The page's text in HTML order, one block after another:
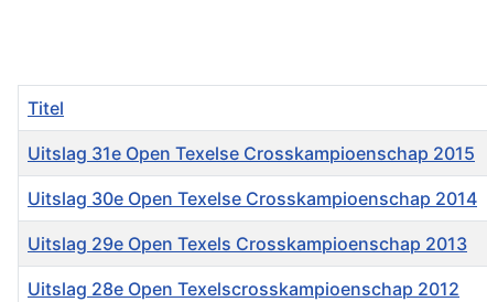
Titel
Uitslag 31e Open Texelse Crosskampioenschap 2015
Uitslag 30e Open Texelse Crosskampioenschap 2014
Uitslag 29e Open Texels Crosskampioenschap 2013
Uitslag 28e Open Texelscrosskampioenschap 2012